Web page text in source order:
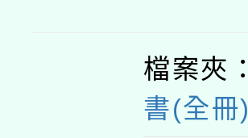
檔案夾：
書(全冊)